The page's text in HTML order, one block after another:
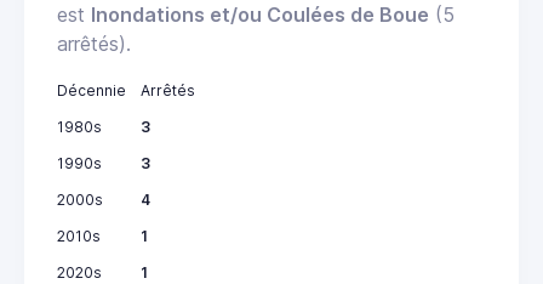
est Inondations et/ou Coulées de Boue (5
arrêtés).
Décennie
Arrêtés
1980s
3
1990s
3
2000s
4
2010s
1
2020s
1